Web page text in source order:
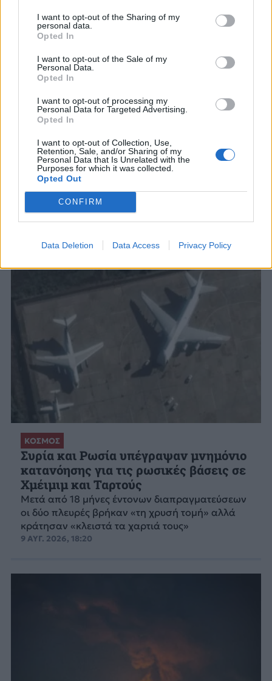
I want to opt-out of the Sharing of my
personal data.
Opted In
I want to opt-out of the Sale of my
Personal Data.
Opted In
I want to opt-out of processing my
Personal Data for Targeted Advertising.
Opted In
I want to opt-out of Collection, Use,
Retention, Sale, and/or Sharing of my
Personal Data that Is Unrelated with the
Purposes for which it was collected.
Opted Out
CONFIRM
Data Deletion Data Access Privacy Policy
ΔΙΑΦΗΜΙΣΗ
ΣΧΕΤΙΚΑ ΑΡΘΡΑ
ΚΟΣΜΟΣ
Συρία και Ρωσία υπέγραψαν μνημόνιο
κατανόησης για τις ρωσικές βάσεις σε
Χμέιμιμ και Ταρτούς
Μετά από 18 μήνες έντονων διαπραγματεύσεων
οι δύο πλευρές βρήκαν «τη χρυσή τομή» αλλά
κράτησαν «κλειστά τα χαρτιά τους»
9 ΑΥΓ. 2026, 18:20